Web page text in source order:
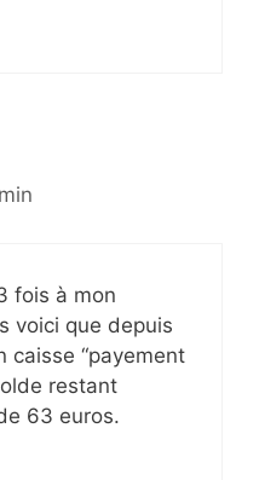
fois à mon
voici que depuis
caisse “payement
restant
63 euros.